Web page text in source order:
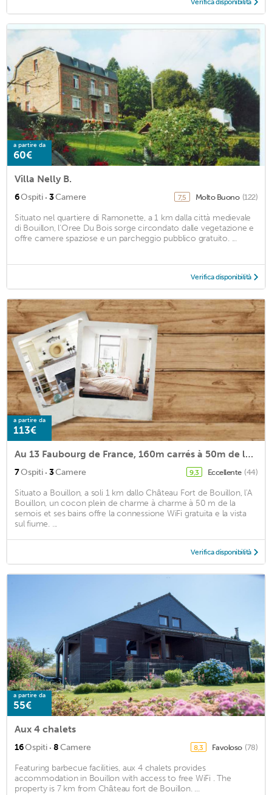
a partire da
60€
Villa Nelly B.
6Ospiti · 3Camere 7,5 Molto Buono (122)
Situato nel quartiere di Ramonette, a 1 km dalla città medievale
di Bouillon, l'Oree Du Bois sorge circondato dalle vegetazione e
offre camere spaziose e un parcheggio pubblico gratuito. ...
Verifica disponibilità
a partire da
113€
Au 13 Faubourg de France, 160m carrés à 50m de la Semois et 200m de l'animation du centre ville
7Ospiti · 3Camere 9,3 Eccellente (44)
Situato a Bouillon, a soli 1 km dallo Château Fort de Bouillon, l'A
Bouillon, un cocon plein de charme à charme à 50 m de la
semois et ses bains offre la connessione WiFi gratuita e la vista
sul fiume. ...
Verifica disponibilità
a partire da
55€
Aux 4 chalets
16Ospiti · 8Camere 8,3 Favoloso (78)
Featuring barbecue facilities, aux 4 chalets provides
accommodation in Bouillon with access to free WiFi . The
property is 7 km from Château fort de Bouillon. ...